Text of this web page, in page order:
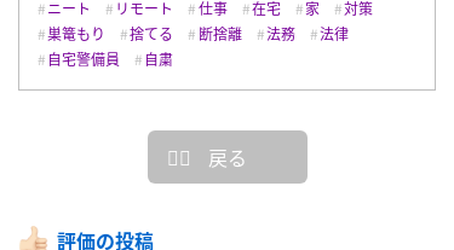
ニート
リモート 仕事 在宅 家
対策
巣篭もり
捨てる 断捨離 法務
法律
自宅警備員
自粛
戻る
評価の投稿